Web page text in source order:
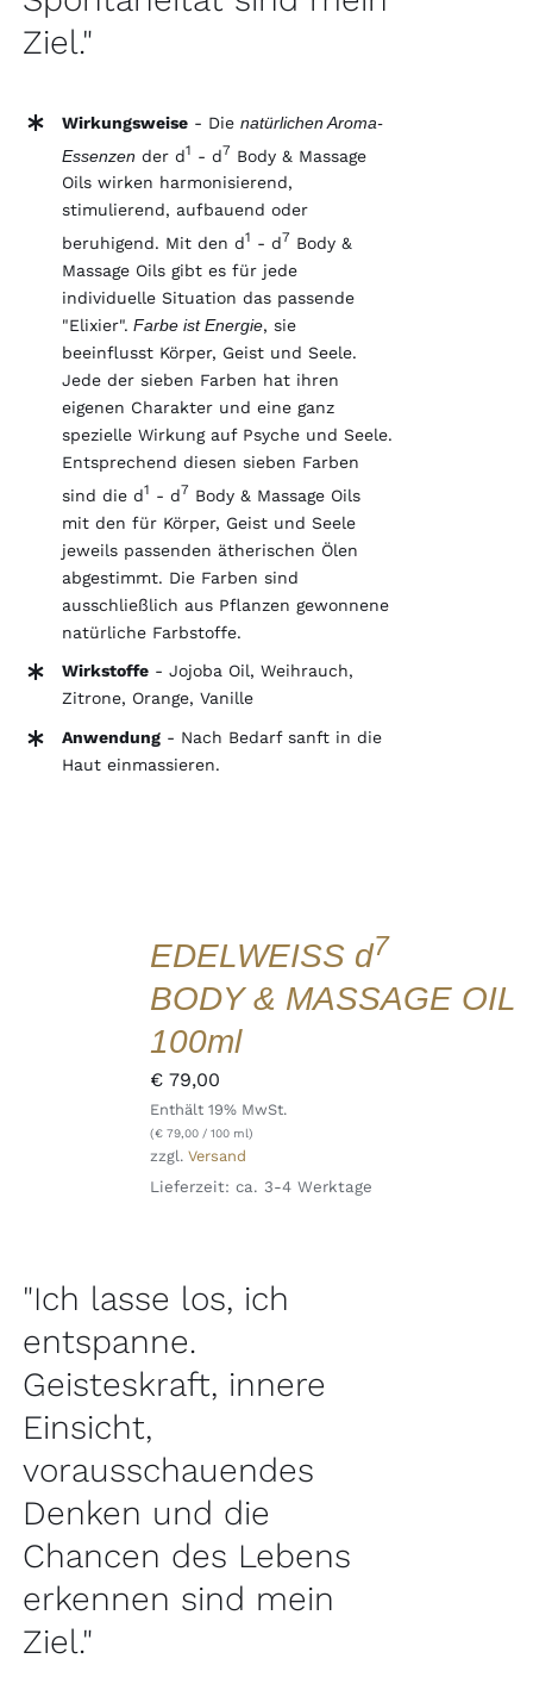
Ziel."
Wirkungsweise - Dienatürlichen Aroma-
Essenzen der d1 - d7 Body & Massage
Oils wirken harmonisierend,
stimulierend, aufbauend oder
beruhigend. Mit den d1 - d7 Body &
Massage Oils gibt es für jede
individuelle Situation das passende
"Elixier". Farbe ist Energie, sie
beeinflusst Körper, Geist und Seele.
Jede der sieben Farben hat ihren
eigenen Charakter und eine ganz
spezielle Wirkung auf Psyche und Seele.
Entsprechend diesen sieben Farben
sind die d1 - d7 Body & Massage Oils
mit den für Körper, Geist und Seele
jeweils passenden ätherischen Ölen
abgestimmt. Die Farben sind
ausschließlich aus Pflanzen gewonnene
natürliche Farbstoffe.
Wirkstoffe - Jojoba Oil, Weihrauch,
Zitrone, Orange, Vanille
Anwendung - Nach Bedarf sanft in die
Haut einmassieren.
EDELWEISS d7
BODY & MASSAGE OIL
100ml
€79,00
Enthält 19% MwSt.
(€79,00/ 100 ml)
zzgl. Versand
Lieferzeit: ca. 3-4 Werktage
"Ich lasse los, ich
entspanne.
Geisteskraft, innere
Einsicht,
vorausschauendes
Denken und die
Chancen des Lebens
erkennen sind mein
Ziel."